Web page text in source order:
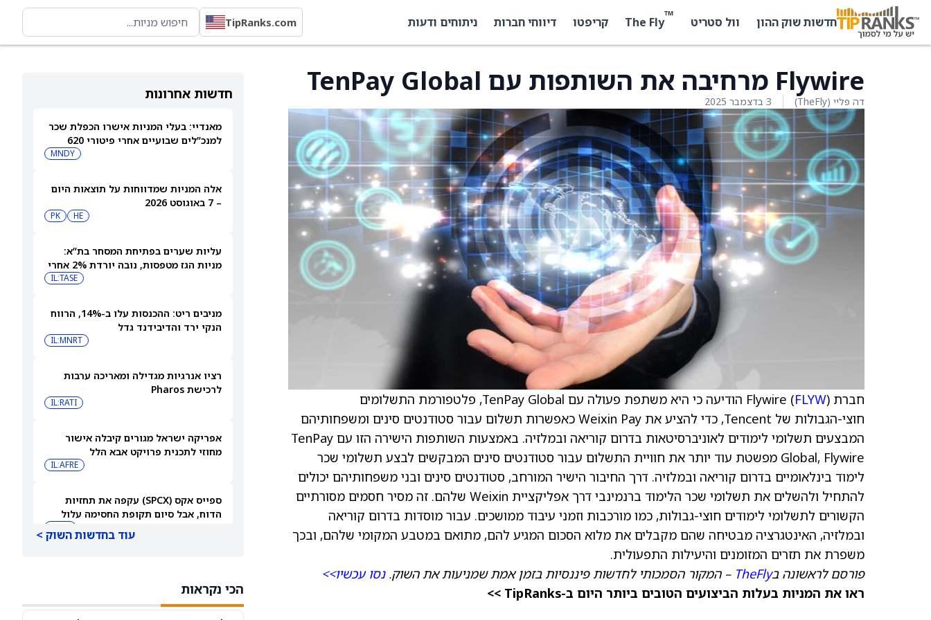
חדשות שוק ההון וול סטריט ™
The Fly קריפטו דיווחי חברות ניתוחים ודעות TipRanks.com
חדשות אחרונות
מאנדיי: בעלי המניות אישרו הכפלת שכר
למנכ”לים שבועיים אחרי פיטורי 620
MNDY
אלה המניות שמדווחות על תוצאות היום
– 7 באוגוסט 2026
HE
PK
עליות שערים בפתיחת המסחר בת”א:
מניות הגז מטפסות, נובה יורדת 2% אחרי
IL:TASE
מניבים ריט: ההכנסות עלו ב-14%, הרווח
הנקי ירד והדיבידנד גדל
IL:MNRT
רציו אנרגיות מגדילה ומאריכה ערבות
לרכישת Pharos
IL:RATI
אפריקה ישראל מגורים קיבלה אישור
מחוזי לתכנית פרויקט אבא הלל
IL:AFRE
ספייס אקס (SPCX) עקפה את תחזיות
הדוח, אבל סיום תקופת החסימה עלול
התעסוקה של יולי
עוד בחדשות השוק >
הכי נקראות
Flywire מרחיבה את השותפות עם TenPay Global
דה פליי (TheFly) 3 בדצמבר 2025
חברת Flywire ( FLYW
) הודיעה כי היא משתפת פעולה עם TenPay Global, פלטפורמת התשלומים
חוצי-הגבולות של Tencent, כדי להציע את Weixin Pay כאפשרות תשלום עבור סטודנטים סינים ומשפחותיהם
המבצעים תשלומי לימודים לאוניברסיטאות בדרום קוריאה ובמלזיה. באמצעות השותפות הישירה הזו עם TenPay
Global, Flywire מפשטת עוד יותר את חוויית התשלום עבור סטודנטים סינים המבקשים לבצע תשלומי שכר
לימוד בינלאומיים בדרום קוריאה ובמלזיה. דרך החיבור הישיר המורחב, סטודנטים סינים ובני משפחותיהם יכולים
להתחיל ולהשלים את תשלומי שכר הלימוד ברנמינבי דרך אפליקציית Weixin שלהם. זה מסיר חסמים מסורתיים
הקשורים לתשלומי לימודים חוצי-גבולות, כמו מורכבות וזמני עיבוד ממושכים. עבור מוסדות בדרום קוריאה
ובמלזיה, האינטגרציה מבטיחה שהם מקבלים את מלוא הסכום המגיע להם, מתואם במטבע המקומי שלהם, ובכך
משפרת את תזרים המזומנים והיעילות התפעולית.
פורסם לראשונה בTheFly – המקור הסמכותי לחדשות פיננסיות בזמן אמת שמניעות את השוק.נסו עכשיו>>
ראו את המניות בעלות הביצועים הטובים ביותר היום ב-TipRanks >>